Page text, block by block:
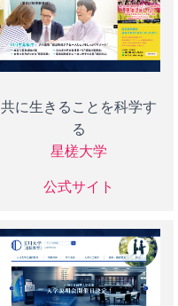
共に生きることを科学す
る
星槎大学
公式サイト